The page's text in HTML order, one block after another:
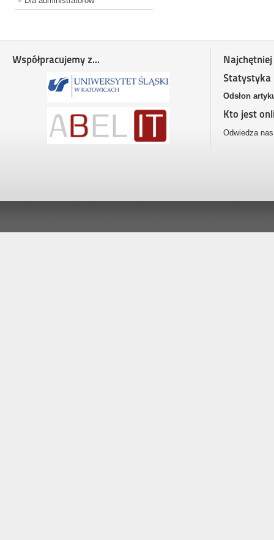
Współpracujemy z...
Statystyka
Odsłon
Kto jest
Odwiedza